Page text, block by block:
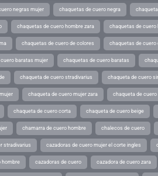
negras mujer chaquetas de cuero negra
chaquetas de cuero hombre zara chaquetas de cuero
chaquetas de cuero de colores chaquetas de cuero
baratas mujer chaquetas de cuero baratas
chaqueta de cuero stradivarius chaqueta de cuero
chaqueta de cuero mujer zara chaqueta de cuero
chaqueta de cuero corta chaqueta de cuero beige
chamarra de cuero hombre chalecos de cuero
stradivarius cazadoras de cuero mujer el corte ingles
hombre cazadoras de cuero cazadora de cuero zara